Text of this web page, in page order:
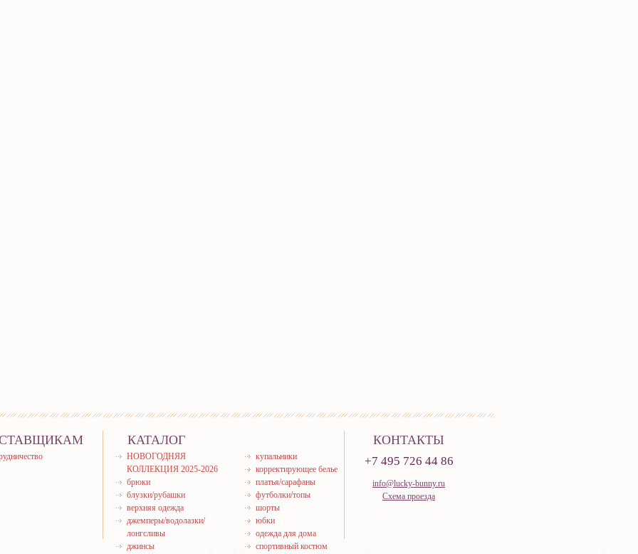
КАТАЛОГ
НОВОГОДНЯЯ
КОЛЛЕКЦИЯ 2025-2026
брюки
блузки/рубашки
верхняя одежда
джемперы/водолазки/
лонгсливы
джинсы
купальники
корректирующее белье
платья/сарафаны
футболки/топы
шорты
юбки
одежда для дома
спортивный костюм
КОНТАКТЫ
+7 495 726 44 86
info@lucky-bunny.ru
Схема проезда